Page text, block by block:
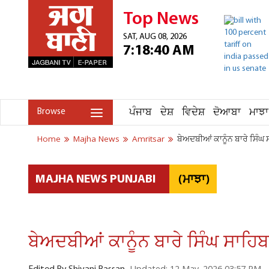
Top News
SAT, AUG 08, 2026
7:18:40 AM
Browse ਪੰਜਾਬ ਦੇਸ਼ ਵਿਦੇਸ਼ ਦੋਆਬਾ ਮਾਝਾ
Home Majha News Amritsar ਬੇਅਦਬੀਆਂ ਕਾਨੂੰਨ ਬਾਰੇ ਸਿੰਘ
MAJHA NEWS PUNJABI (ਮਾਝਾ)
ਬੇਅਦਬੀਆਂ ਕਾਨੂੰਨ ਬਾਰੇ ਸਿੰਘ